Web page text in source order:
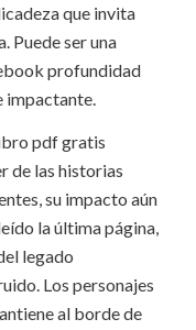
que invita
Puede ser una
profundidad
impactante.
pdf gratis
de las historias
su impacto aún
la última página,
legado
Los personajes
al borde de